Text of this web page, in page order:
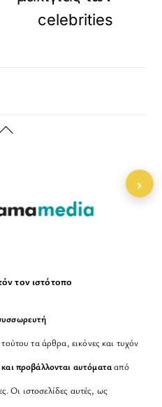
celebrities
Back
τον ιστότοπο
τα άρθρα, εικόνες και τυχόν
και προβάλλονται αυτόματααπό
Οι ιστοσελίδες αυτές, ως
›